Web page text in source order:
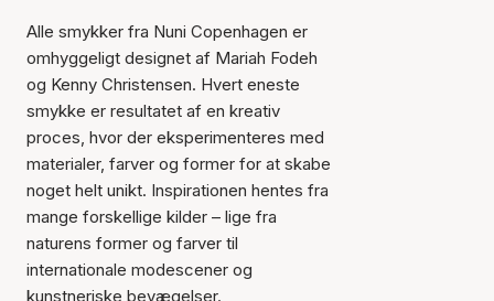
Alle smykker fra Nuni Copenhagen er
omhyggeligt designet af Mariah Fodeh
og Kenny Christensen. Hvert eneste
smykke er resultatet af en kreativ
proces, hvor der eksperimenteres med
materialer, farver og former for at skabe
noget helt unikt. Inspirationen hentes fra
mange forskellige kilder – lige fra
naturens former og farver til
internationale modescener og
kunstneriske bevægelser.